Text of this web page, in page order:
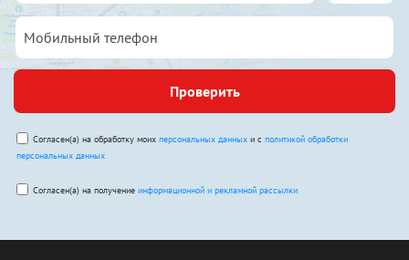
Проверить
Согласен(а) на обработку моих персональных данных и с политикой обработки
персональных данных
Согласен(а) на получение информационной и рекламной рассылки